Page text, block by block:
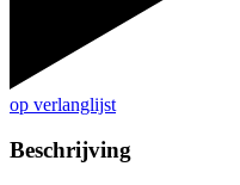
op verlanglijst
Beschrijving